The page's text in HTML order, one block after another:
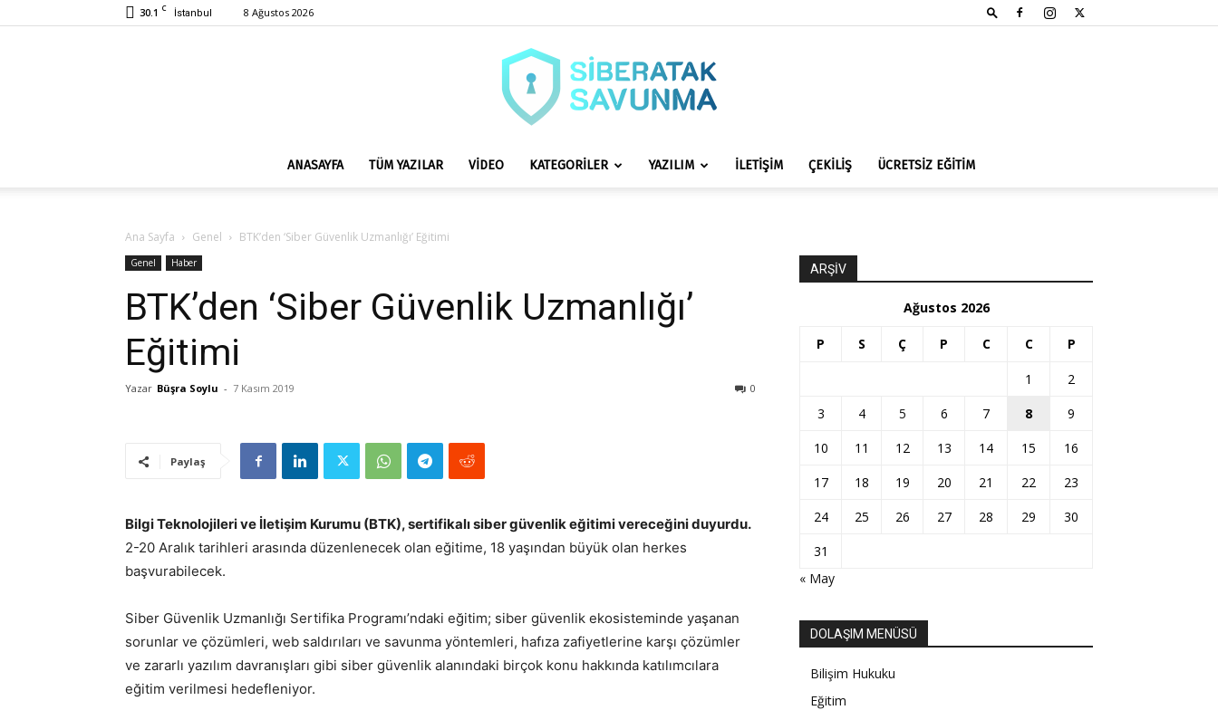
30.1 C İstanbul 8 Ağustos 2026
ANASAYFA TÜM YAZILAR VİDEO KATEGORİLER YAZILIM İLETİŞİM ÇEKİLİŞ ÜCRETSİZ EĞİTİM
Ana Sayfa Genel BTK’den ‘Siber Güvenlik Uzmanlığı’ Eğitimi
Genel Haber
BTK’den ‘Siber Güvenlik Uzmanlığı’
Eğitimi
Yazar Büşra Soylu - 7 Kasım 2019 0
Paylaş
Bilgi Teknolojileri ve İletişim Kurumu (BTK), sertifikalı siber güvenlik eğitimi vereceğini duyurdu.
2-20 Aralık tarihleri arasında düzenlenecek olan eğitime, 18 yaşından büyük olan herkes
başvurabilecek.
Siber Güvenlik Uzmanlığı Sertifika Programı’ndaki eğitim; siber güvenlik ekosisteminde yaşanan
sorunlar ve çözümleri, web saldırıları ve savunma yöntemleri, hafıza zafiyetlerine karşı çözümler
ve zararlı yazılım davranışları gibi siber güvenlik alanındaki birçok konu hakkında katılımcılara
eğitim verilmesi hedefleniyor.
ARŞİV
Ağustos 2026
P S Ç P C C P
1
2
3
4 5 6 7 8
9
10
11 12 13 14 15
16
17
18 19 20 21 22
23
24
25 26 27 28 29
30
31
« May
DOLAŞIM MENÜSÜ
Bilişim Hukuku
Eğitim